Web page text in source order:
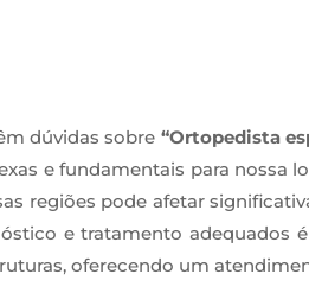
dúvidas sobre “Ortopedista
e fundamentais para nossa
regiões pode afetar
e tratamento adequados
oferecendo um